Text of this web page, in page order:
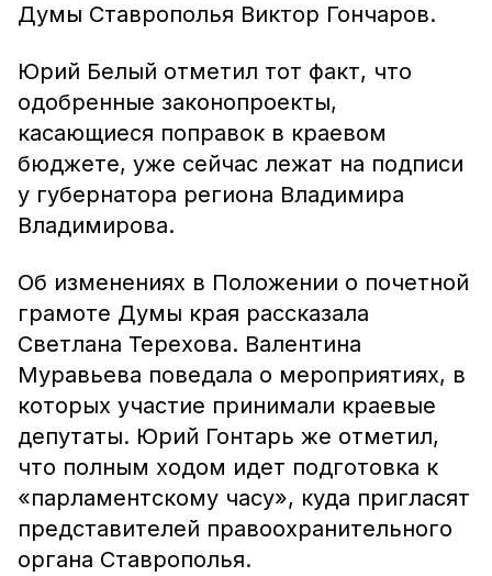
Думы Ставрополья Виктор Гончаров.
Юрий Белый отметил тот факт, что
одобренные законопроекты,
касающиеся поправок в краевом
бюджете, уже сейчас лежат на подписи
у губернатора региона Владимира
Владимирова.
Об изменениях в Положении о почетной
грамоте Думы края рассказала
Светлана Терехова. Валентина
Муравьева поведала о мероприятиях, в
которых участие принимали краевые
депутаты. Юрий Гонтарь же отметил,
что полным ходом идет подготовка к
«парламентскому часу», куда пригласят
представителей правоохранительного
органа Ставрополья.